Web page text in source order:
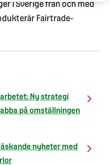
i Sverige från och med
Fairtrade-
Ny strategi
på omställningen
läskande nyheter med